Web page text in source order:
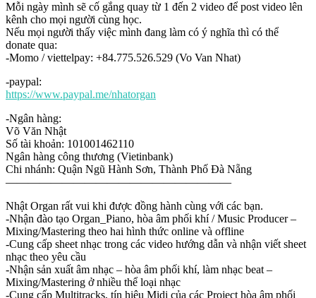
Mỗi ngày mình sẽ cố gắng quay từ 1 đến 2 video để post video lên
kênh cho mọi người cùng học.
Nếu mọi người thấy việc mình đang làm có ý nghĩa thì có thể
donate qua:
-Momo / viettelpay: +84.775.526.529 (Vo Van Nhat)
-paypal:
https://www.paypal.me/nhatorgan
-Ngân hàng:
Võ Văn Nhật
Số tài khoản: 101001462110
Ngân hàng công thương (Vietinbank)
Chi nhánh: Quận Ngũ Hành Sơn, Thành Phố Đà Nẵng
————————————————————
Nhật Organ rất vui khi được đồng hành cùng với các bạn.
-Nhận đào tạo Organ_Piano, hòa âm phối khí / Music Producer –
Mixing/Mastering theo hai hình thức online và offline
-Cung cấp sheet nhạc trong các video hướng dẫn và nhận viết sheet
nhạc theo yêu cầu
-Nhận sản xuất âm nhạc – hòa âm phối khí, làm nhạc beat –
Mixing/Mastering ở nhiều thể loại nhạc
-Cung cấp Multitracks, tín hiệu Midi của các Project hòa âm phối